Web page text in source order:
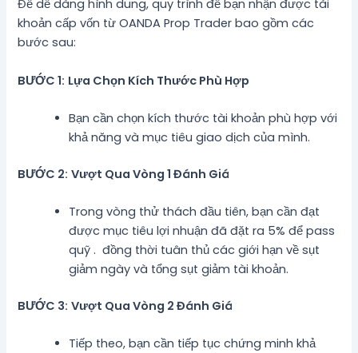
Để dễ dàng hình dung, quy trình để bạn nhận được tài
khoản cấp vốn từ OANDA Prop Trader bao gồm các
bước sau:
BƯỚC 1: Lựa Chọn Kích Thước Phù Hợp
Bạn cần chọn kích thước tài khoản phù hợp với
khả năng và mục tiêu giao dịch của mình.
BƯỚC 2: Vượt Qua Vòng 1 Đánh Giá
Trong vòng thử thách đầu tiên, bạn cần đạt
được mục tiêu lợi nhuận đã đặt ra 5% để pass
quỹ . đồng thời tuân thủ các giới hạn về sụt
giảm ngày và tổng sụt giảm tài khoản.
BƯỚC 3: Vượt Qua Vòng 2 Đánh Giá
Tiếp theo, bạn cần tiếp tục chứng minh khả